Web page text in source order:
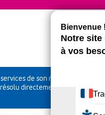
de son médiateur de la
directement par une